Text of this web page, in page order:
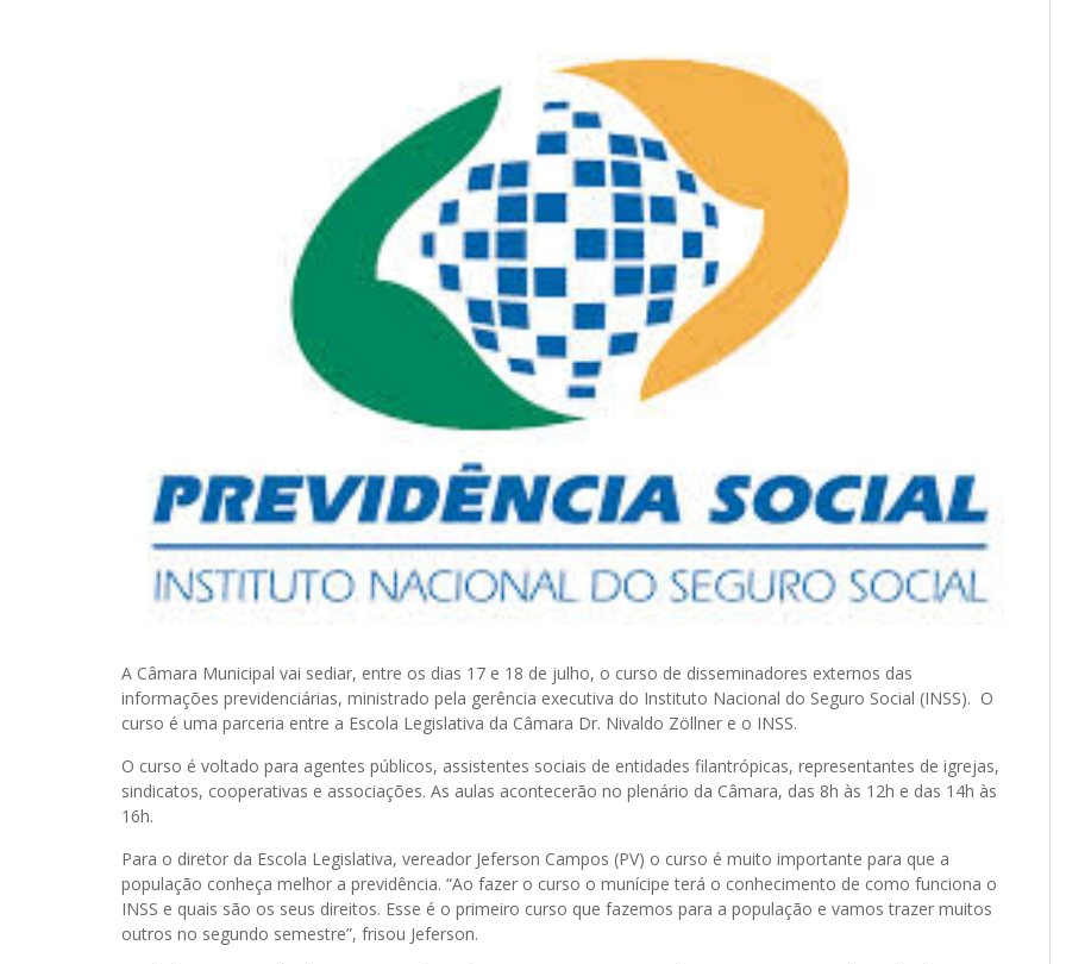
A Câmara Municipal vai sediar, entre os dias 17 e 18 de julho, o curso de disseminadores externos das
informações previdenciárias, ministrado pela gerência executiva do Instituto Nacional do Seguro Social (INSS). O
curso é uma parceria entre a Escola Legislativa da Câmara Dr. Nivaldo Zöllner e o INSS.
O curso é voltado para agentes públicos, assistentes sociais de entidades filantrópicas, representantes de igrejas,
sindicatos, cooperativas e associações. As aulas acontecerão no plenário da Câmara, das 8h às 12h e das 14h às
16h.
Para o diretor da Escola Legislativa, vereador Jeferson Campos (PV) o curso é muito importante para que a
população conheça melhor a previdência. “Ao fazer o curso o munícipe terá o conhecimento de como funciona o
INSS e quais são os seus direitos. Esse é o primeiro curso que fazemos para a população e vamos trazer muitos
outros no segundo semestre”, frisou Jeferson.